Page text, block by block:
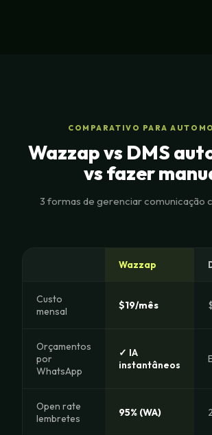
COMPARATIVO PARA
Wazzap vs DMS
vs fazer
3 formas de gerenciar comunicação
Wazzap
Custo
mensal
$19/mês
Orçamentos
por
WhatsApp
✓ IA
instantâneos
Open rate
lembretes
95% (WA)